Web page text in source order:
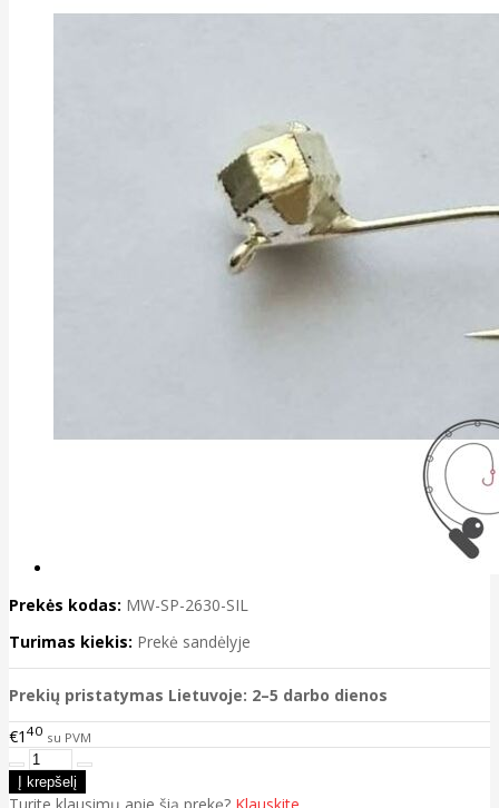
Prekės kodas: MW-SP-2630-SIL
Turimas kiekis: Prekė sandėlyje
Prekių pristatymas Lietuvoje: 2–5 darbo dienos
€1 40 su PVM